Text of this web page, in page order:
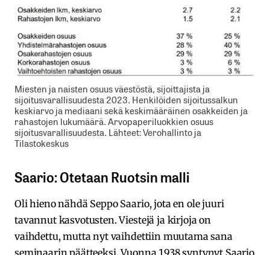
Miesten ja naisten osuus väestöstä, sijoittajista ja
sijoitusvarallisuudesta 2023. Henkilöiden sijoitussalkun
keskiarvo ja mediaani sekä keskimääräinen osakkeiden ja
rahastojen lukumäärä. Arvopaperiluokkien osuus
sijoitusvarallisuudesta. Lähteet: Verohallinto ja
Tilastokeskus
Saario: Otetaan Ruotsin malli
Oli hieno nähdä Seppo Saario, jota en ole juuri
tavannut kasvotusten. Viestejä ja kirjoja on
vaihdettu, mutta nyt vaihdettiin muutama sana
seminaarin päätteeksi. Vuonna 1938 syntynyt Saario